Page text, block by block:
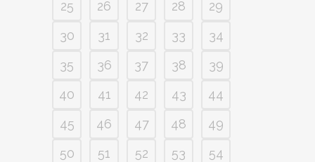
25 26 27 28
29
30
31 32 33
34
35
36 37 38
39
40
41 42 43
44
45
46 47 48
49
50
51 52 53
54